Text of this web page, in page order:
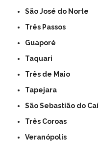
São José do Norte
Três Passos
Guaporé
Taquari
Três de Maio
Tapejara
São Sebastião do Caí
Três Coroas
Veranópolis